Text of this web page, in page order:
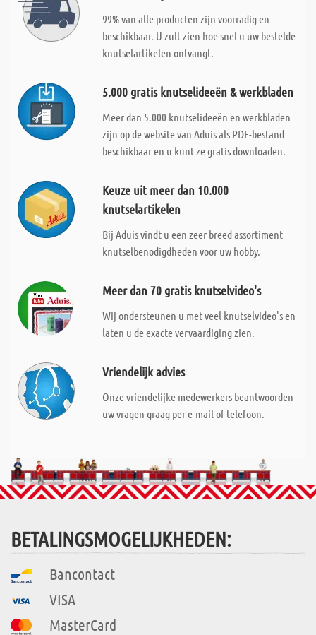
99% van alle producten zijn voorradig en
beschikbaar. U zult zien hoe snel u uw bestelde
knutselartikelen ontvangt.
5.000 gratis knutselideeën & werkbladen
Meer dan 5.000 knutselideeën en werkbladen
zijn op de website van Aduis als PDF-bestand
beschikbaar en u kunt ze gratis downloaden.
Keuze uit meer dan 10.000
knutselartikelen
Bij Aduis vindt u een zeer breed assortiment
knutselbenodigdheden voor uw hobby.
Meer dan 70 gratis knutselvideo's
Wij ondersteunen u met veel knutselvideo's en
laten u de exacte vervaardiging zien.
Vriendelijk advies
Onze vriendelijke medewerkers beantwoorden
uw vragen graag per e-mail of telefoon.
BETALINGSMOGELIJKHEDEN:
Bancontact
VISA
MasterCard